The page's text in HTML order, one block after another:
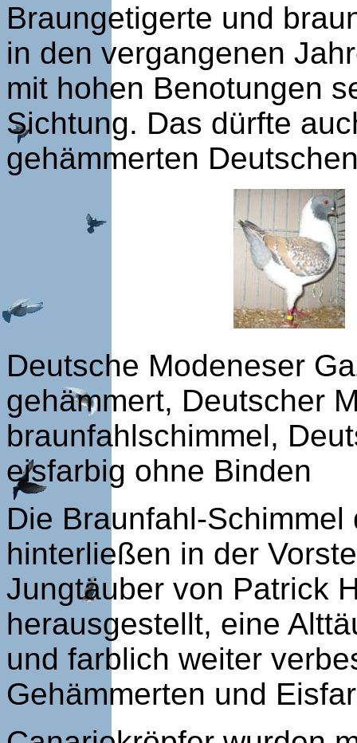
Braungetigerte und
in den vergangenen
mit hohen Benotungen
Sichtung. Das dürfte
gehämmerten
Deutsche Modeneser
gehämmert, Deutscher
braunfahlschimmel,
eisfarbig ohne Binden
Die Braunfahl-
hinterließen in der
Jungtäuber von Patrick
herausgestellt, eine
und farblich weiter
Gehämmerten und